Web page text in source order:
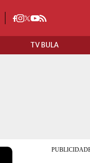
TV BULA